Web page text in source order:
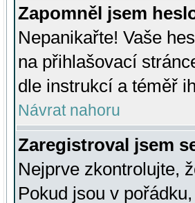
Zapomněl jsem
Nepanikařte! Vaše
na přihlašovací
dle instrukcí a téměř
Návrat nahoru
Zaregistroval jsem
Nejprve zkontrolujte,
Pokud jsou v